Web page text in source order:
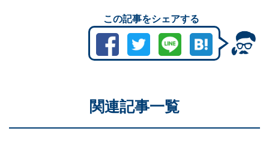
この記事をシェアする
関連記事一覧